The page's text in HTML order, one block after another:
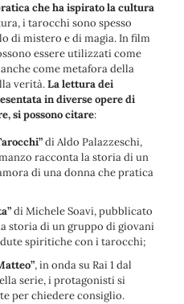
che ha ispirato la cultura
i tarocchi sono spesso
di mistero e di magia. In film
essere utilizzati come
come metafora della
verità.La lettura dei
in diverse opere di
si possono citare:
di Aldo Palazzeschi,
racconta la storia di un
di una donna che pratica
di Michele Soavi, pubblicato
storia di un gruppo di giovani
spiritiche con i tarocchi;
, in onda su Rai 1 dal
serie, i protagonisti si
per chiedere consiglio.